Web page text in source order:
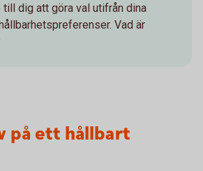
till dig att göra val utifrån dina
Vad är
på ett hållbart